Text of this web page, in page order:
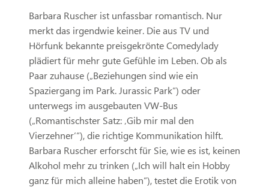
Barbara Ruscher ist unfassbar romantisch. Nur
merkt das irgendwie keiner. Die aus TV und
Hörfunk bekannte preisgekrönte Comedylady
plädiert für mehr gute Gefühle im Leben. Ob als
Paar zuhause („Beziehungen sind wie ein
Spaziergang im Park. Jurassic Park“) oder
unterwegs im ausgebauten VW-Bus
(„Romantischster Satz: ‚Gib mir mal den
Vierzehner‘“), die richtige Kommunikation hilft.
Barbara Ruscher erforscht für Sie, wie es ist, keinen
Alkohol mehr zu trinken („Ich will halt ein Hobby
ganz für mich alleine haben“), testet die Erotik von